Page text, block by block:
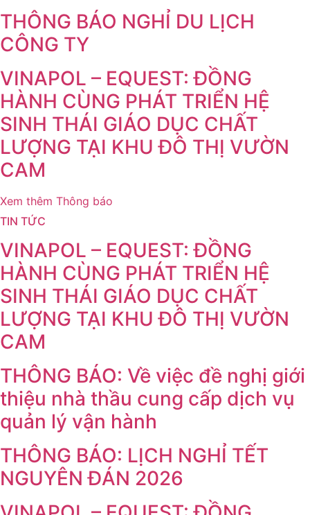
THÔNG BÁO NGHỈ DU LỊCH
CÔNG TY
VINAPOL – EQUEST: ĐỒNG
HÀNH CÙNG PHÁT TRIỂN HỆ
SINH THÁI GIÁO DỤC CHẤT
LƯỢNG TẠI KHU ĐÔ THỊ VƯỜN
CAM
Xem thêm Thông báo
TIN TỨC
VINAPOL – EQUEST: ĐỒNG
HÀNH CÙNG PHÁT TRIỂN HỆ
SINH THÁI GIÁO DỤC CHẤT
LƯỢNG TẠI KHU ĐÔ THỊ VƯỜN
CAM
THÔNG BÁO: Về việc đề nghị giới
thiệu nhà thầu cung cấp dịch vụ
quản lý vận hành
THÔNG BÁO: LỊCH NGHỈ TẾT
NGUYÊN ĐÁN 2026